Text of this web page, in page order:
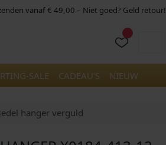
vanaf € 49,00 – Niet goed? Geld retour!
SALE CADEAU’S NIEUW
hanger verguld